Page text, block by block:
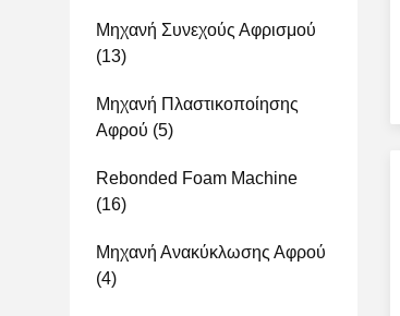
Μηχανή Συνεχούς Αφρισμού
(13)
Μηχανή Πλαστικοποίησης
Αφρού (5)
Rebonded Foam Machine
(16)
Μηχανή Ανακύκλωσης Αφρού
(4)